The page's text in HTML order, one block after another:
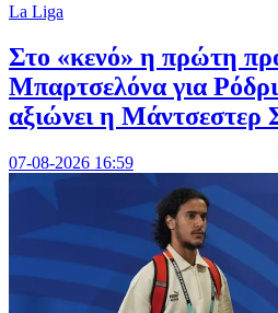
La Liga
Στο «κενό» η πρώτη
Μπαρτσελόνα για
αξιώνει η Μάντσεστερ
07-08-2026 16:59